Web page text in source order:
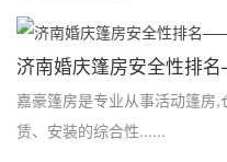
济南婚庆篷房安全性排
嘉豪篷房是专业从事活动篷房
赁、安装的综合性......